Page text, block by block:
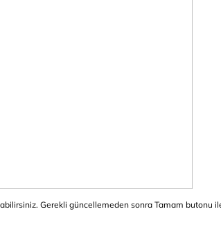
Gerekli güncellemeden sonra Tamam butonu